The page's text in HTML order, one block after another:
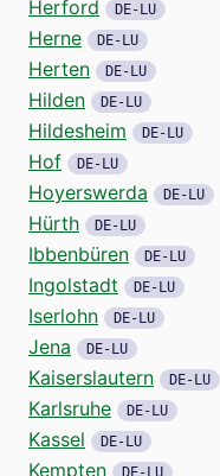
Herford DE-LU
Herne DE-LU
Herten DE-LU
Hilden DE-LU
Hildesheim DE-LU
Hof DE-LU
Hoyerswerda DE-LU
Hürth DE-LU
Ibbenbüren DE-LU
Ingolstadt DE-LU
Iserlohn DE-LU
Jena DE-LU
Kaiserslautern DE-LU
Karlsruhe DE-LU
Kassel DE-LU
Kempten DE-LU